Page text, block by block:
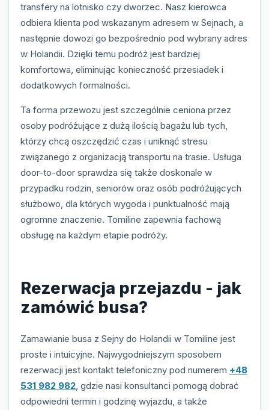
transfery na lotnisko czy dworzec. Nasz kierowca
odbiera klienta pod wskazanym adresem w Sejnach, a
następnie dowozi go bezpośrednio pod wybrany adres
w Holandii. Dzięki temu podróż jest bardziej
komfortowa, eliminując konieczność przesiadek i
dodatkowych formalności.
Ta forma przewozu jest szczególnie ceniona przez
osoby podróżujące z dużą ilością bagażu lub tych,
którzy chcą oszczędzić czas i uniknąć stresu
związanego z organizacją transportu na trasie. Usługa
door-to-door sprawdza się także doskonale w
przypadku rodzin, seniorów oraz osób podróżujących
służbowo, dla których wygoda i punktualność mają
ogromne znaczenie. Tomiline zapewnia fachową
obsługę na każdym etapie podróży.
Rezerwacja przejazdu - jak
zamówić busa?
Zamawianie busa z Sejny do Holandii w Tomiline jest
proste i intuicyjne. Najwygodniejszym sposobem
rezerwacji jest kontakt telefoniczny pod numerem +48
531 982 982 , gdzie nasi konsultanci pomogą dobrać
odpowiedni termin i godzinę wyjazdu, a także